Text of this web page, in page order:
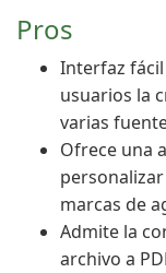
Pros
Interfaz fácil
usuarios la
varias
Ofrece una
marcas de
Admite la
archivo a